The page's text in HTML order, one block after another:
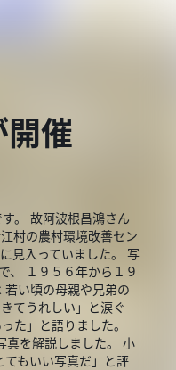
催
。 故阿波根昌鴻さん
村の農村環境改善セン
見入っていました。 写
、 １９５６年から１９
い頃の母親や兄弟の
てうれしい」と涙ぐ
た」と語りました。
真を解説しました。 小
もいい写真だ」と評